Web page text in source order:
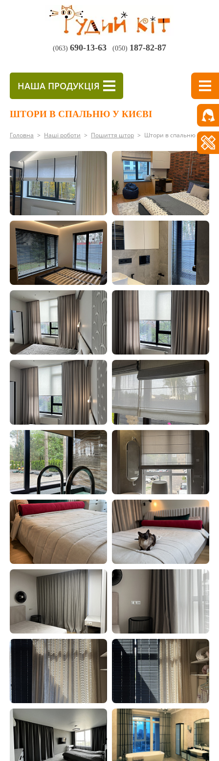
(063) 690-13-63 (050) 187-82-87
НАША ПРОДУКЦІЯ
ШТОРИ В СПАЛЬНЮ У КИЄВІ
Головна > Наші роботи > Пошиття штор > Штори в спальню